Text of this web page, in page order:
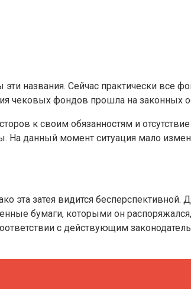
названия. Сейчас практически все
чековых фондов прошла на законных
к своим обязанностям и
данный момент ситуация мало
эта затея видится
бумаги, которыми он
с действующим